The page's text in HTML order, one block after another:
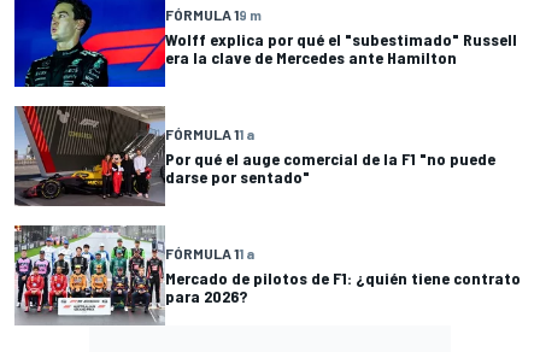
FÓRMULA 19 m
Wolff explica por qué el "subestimado" Russell
era la clave de Mercedes ante Hamilton
FÓRMULA 11 a
Por qué el auge comercial de la F1 "no puede
darse por sentado"
FÓRMULA 11 a
Mercado de pilotos de F1: ¿quién tiene contrato
para 2026?